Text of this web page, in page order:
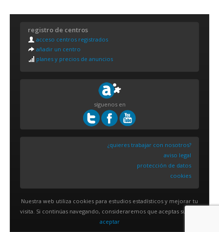
registro de centros
acceso centros registrados
añadir un centro
planes y precios de anuncios
síguenos en
¿quieres trabajar con nosotros?
aviso legal
protección de datos
cookies
Nuestra web utiliza cookies para estudios estadísticos y mejorar tu
visita. Si continúas navegando, consideraremos que aceptas su uso.
aceptar